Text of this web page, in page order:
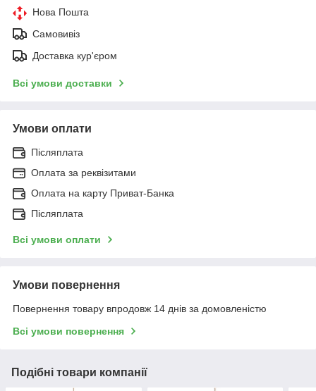
Нова Пошта
Самовивіз
Доставка кур'єром
Всі умови доставки
Умови оплати
Післяплата
Оплата за реквізитами
Оплата на карту Приват-Банка
Післяплата
Всі умови оплати
Умови повернення
Повернення товару впродовж 14 днів за домовленістю
Всі умови повернення
Подібні товари компанії